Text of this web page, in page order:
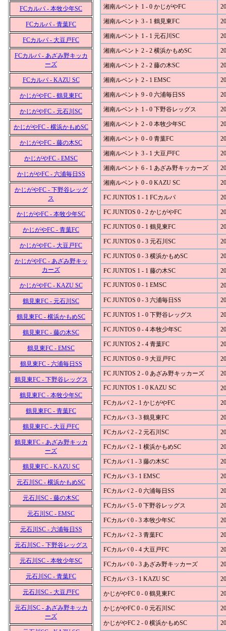
FCカルパ - 本牧少年SC
FCカルパ - 青葉FC
FCカルパ - 大豆戸FC
FCカルパ - あざみ野キッカ
ーズ
FCカルパ - KAZU SC
かじがやFC - 鶴見東FC
かじがやFC - 元石川SC
かじがやFC - 横浜かもめSC
かじがやFC - 藤の木SC
かじがやFC - EMSC
かじがやFC - 六浦毎日SS
かじがやFC - 下野谷レッグ
ス
かじがやFC - 本牧少年SC
かじがやFC - 青葉FC
かじがやFC - 大豆戸FC
かじがやFC - あざみ野キッ
カーズ
かじがやFC - KAZU SC
鶴見東FC - 元石川SC
鶴見東FC - 横浜かもめSC
鶴見東FC - 藤の木SC
鶴見東FC - EMSC
鶴見東FC - 六浦毎日SS
鶴見東FC - 下野谷レッグス
鶴見東FC - 本牧少年SC
鶴見東FC - 青葉FC
鶴見東FC - 大豆戸FC
鶴見東FC - あざみ野キッカ
ーズ
鶴見東FC - KAZU SC
元石川SC - 横浜かもめSC
元石川SC - 藤の木SC
元石川SC - EMSC
元石川SC - 六浦毎日SS
元石川SC - 下野谷レッグス
元石川SC - 本牧少年SC
元石川SC - 青葉FC
元石川SC - 大豆戸FC
元石川SC - あざみ野キッカ
ーズ
湘南ルベント 1 - 0 かじがやFC
湘南ルベント 3 - 1 鶴見東FC
湘南ルベント 1 - 1 元石川SC
湘南ルベント 2 - 2 横浜かもめSC
湘南ルベント 2 - 2 藤の木SC
湘南ルベント 2 - 1 EMSC
湘南ルベント 9 - 0 六浦毎日SS
湘南ルベント 1 - 0 下野谷レッグス
湘南ルベント 2 - 0 本牧少年SC
湘南ルベント 0 - 0 青葉FC
湘南ルベント 3 - 1 大豆戸FC
湘南ルベント 6 - 1 あざみ野キッカーズ
湘南ルベント 0 - 0 KAZU SC
FC JUNTOS 1 - 1 FCカルパ
FC JUNTOS 0 - 2 かじがやFC
FC JUNTOS 0 - 1 鶴見東FC
FC JUNTOS 0 - 3 元石川SC
FC JUNTOS 0 - 3 横浜かもめSC
FC JUNTOS 1 - 1 藤の木SC
FC JUNTOS 0 - 1 EMSC
FC JUNTOS 0 - 3 六浦毎日SS
FC JUNTOS 1 - 0 下野谷レッグス
FC JUNTOS 0 - 4 本牧少年SC
FC JUNTOS 2 - 4 青葉FC
FC JUNTOS 0 - 9 大豆戸FC
FC JUNTOS 2 - 0 あざみ野キッカーズ
FC JUNTOS 1 - 0 KAZU SC
FCカルパ 2 - 1 かじがやFC
FCカルパ 3 - 3 鶴見東FC
FCカルパ 2 - 2 元石川SC
FCカルパ 2 - 1 横浜かもめSC
FCカルパ 1 - 3 藤の木SC
FCカルパ 3 - 1 EMSC
FCカルパ 2 - 0 六浦毎日SS
FCカルパ 5 - 0 下野谷レッグス
FCカルパ 0 - 3 本牧少年SC
FCカルパ 2 - 3 青葉FC
FCカルパ 0 - 4 大豆戸FC
FCカルパ 0 - 3 あざみ野キッカーズ
FCカルパ 3 - 1 KAZU SC
かじがやFC 0 - 0 鶴見東FC
かじがやFC 0 - 0 元石川SC
かじがやFC 2 - 0 横浜かもめSC